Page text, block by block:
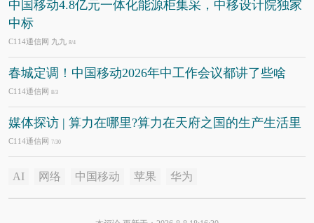
中国移动4.8亿元一体化能源柜集采，中移设计院独家
中标
C114通信网 九九 8/4
春城定调！中国移动2026年中工作会议都讲了些啥
C114通信网 8/3
媒体探访 | 算力在哪里?算力在天府之国的生产生活里
C114通信网 7/30
AI 网络 中国移动 苹果 华为